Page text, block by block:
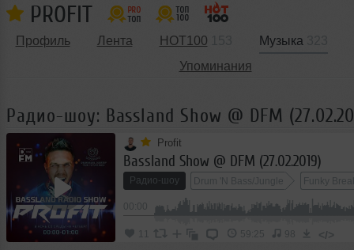
PROFIT
Профиль Лента HOT100 Музыка
Упоминания
Радио-шоу: Bassland Show @ DFM
Profit
Bassland Show @ DFM (27.02.2019)
Радио-шоу Drum 'N Bass/Jungle Funky
Nu Breaks
59:25 98 </>